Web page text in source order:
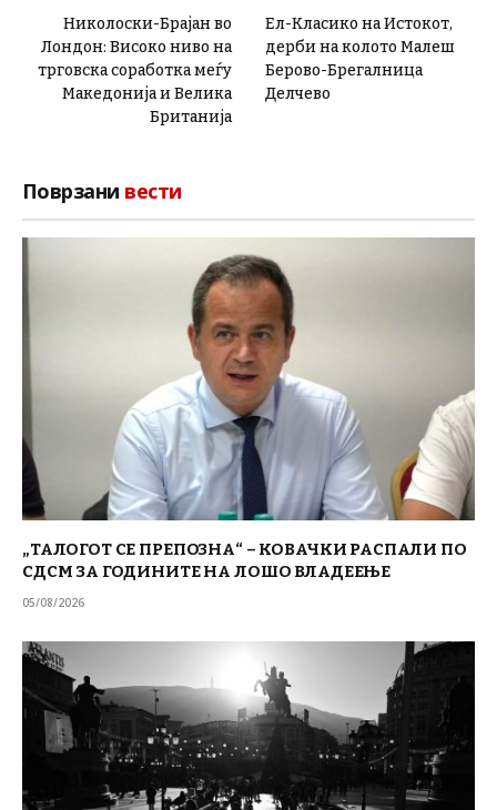
Николоски-Брајан во
Лондон: Високо ниво на
трговска соработка меѓу
Македонија и Велика
Британија
Ел-Класико на Истокот,
дерби на колото Малеш
Берово-Брегалница
Делчево
Поврзани вести
„ТАЛОГОТ СЕ ПРЕПОЗНА“ – КОВАЧКИ РАСПАЛИ ПО
СДСМ ЗА ГОДИНИТЕ НА ЛОШО ВЛАДЕЕЊЕ
05/08/2026